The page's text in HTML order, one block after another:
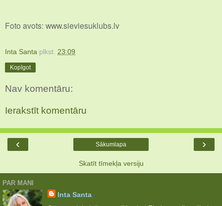
Foto avots: www.sieviesuklubs.lv
Inta Santa plkst. 23:09
Kopīgot
Nav komentāru:
Ierakstīt komentāru
‹ ›
Sākumlapa
Skatīt tīmekļa versiju
PAR MANI
Inta Santa